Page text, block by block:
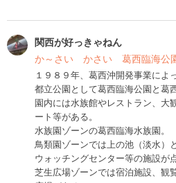
関西が好っきゃねん
か～さい かさい 葛西臨海公
１９８９年、葛西沖開発事業によ
都立公園として葛西臨海公園と葛
園内には水族館やレストラン、大
ート等がある。
水族園ゾーンの葛西臨海水族園。
鳥類園ゾーンでは上の池（淡水）
ウォッチングセンター等の施設が点
芝生広場ゾーンでは宿泊施設、観